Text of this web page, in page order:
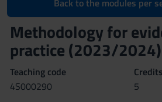
Back to the modules per
Methodology for
practice (2023/2024)
Teaching code
4S000290
Credits
5